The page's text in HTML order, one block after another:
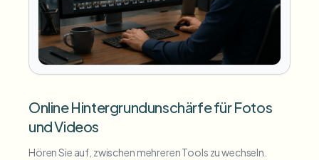
Online Hintergrundunschärfe für Fotos
und Videos
Hören Sie auf, zwischen mehreren Tools zu wechseln.